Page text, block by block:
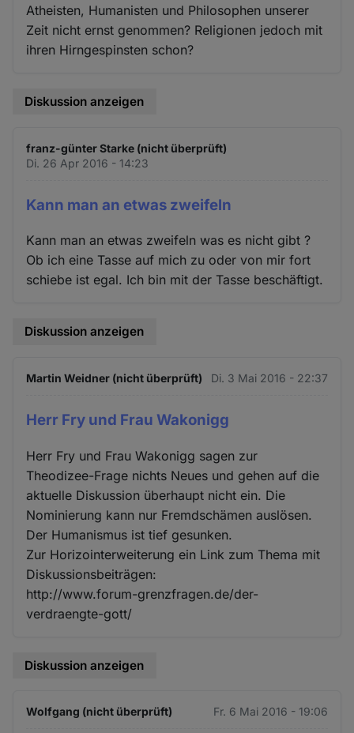
Atheisten, Humanisten und Philosophen unserer
Zeit nicht ernst genommen? Religionen jedoch mit
ihren Hirngespinsten schon?
Diskussion anzeigen
franz-günter Starke (nicht überprüft)
Di. 26 Apr 2016 - 14:23
Kann man an etwas zweifeln
Kann man an etwas zweifeln was es nicht gibt ?
Ob ich eine Tasse auf mich zu oder von mir fort
schiebe ist egal. Ich bin mit der Tasse beschäftigt.
Diskussion anzeigen
Martin Weidner (nicht überprüft) Di. 3 Mai 2016 - 22:37
Herr Fry und Frau Wakonigg
Herr Fry und Frau Wakonigg sagen zur
Theodizee-Frage nichts Neues und gehen auf die
aktuelle Diskussion überhaupt nicht ein. Die
Nominierung kann nur Fremdschämen auslösen.
Der Humanismus ist tief gesunken.
Zur Horizointerweiterung ein Link zum Thema mit
Diskussionsbeiträgen:
http://www.forum-grenzfragen.de/der-
verdraengte-gott/
Diskussion anzeigen
Wolfgang (nicht überprüft) Fr. 6 Mai 2016 - 19:06